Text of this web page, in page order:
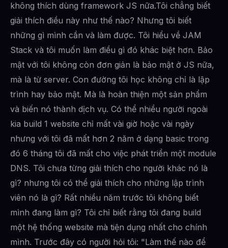
không thích dùng framework JS nữa.Tôi chẳng biết
giải thích điều này như thế nào? Nhưng tôi biết
những gì mình cần và làm được. Tôi hiểu về JAM
Stack và tôi muốn làm điều gì đó khác biệt hơn. Bảo
mật với tôi không còn đơn giản là bảo mật ở JS nữa,
mà là từ server. Con đường tôi học không chỉ là lập
trình hay bảo mật. Mà là hoàn thiện một sản phẩm
và biến nó thành dịch vụ. Có thể nhiều người ngoài
kia build 1 website chỉ mất vài giờ hoặc vài ngày
nhưng với tôi đã mất hơn 2 năm ở dạng basic trong
đó 6 tháng tôi đã mất cho việc phát triển một module
DNS. Tôi chưa từng giải thích cho người khác nó là
gì? nhưng tôi có thể giải thích cho những lập trình
viên nó là gì? Rất nhiều năm trước tôi không biết
mình đang làm gì? Tôi chỉ biết rằng tôi đang build
một hệ thống website mà tiện dụng nhất cho chính
mình. Trước đây có người hỏi tôi: "Làm thế nào để